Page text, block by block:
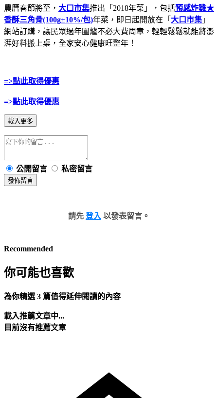
農曆春節將至， 大口市集推出「2018年菜」，包括預感炸雞★
香酥三角骨(100g±10%/包)年菜，即日起開放在「 大口市集 」
網站訂購，讓民眾過年圍爐不必大費周章，輕輕鬆鬆就能將澎
湃好料搬上桌，全家安心健康旺整年！
=>點此取得優惠
=>點此取得優惠
載入更多
公開留言 私密留言
發佈留言
請先 登入 以發表留言。
Recommended
你可能也喜歡
為你精選 3 篇值得延伸閱讀的內容
載入推薦文章中...
目前沒有推薦文章